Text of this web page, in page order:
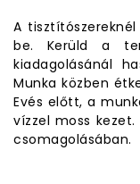
A
be. Kerüld a
kiadagolásánál
Munka közben
Evés előtt, a
vízzel moss
csomagolásában.